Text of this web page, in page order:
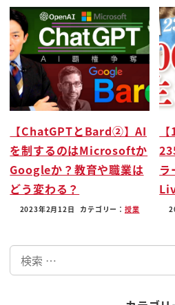
大きすぎるお話じゃないって
ガンが実はなんと以前
ねお話しした気候変動
ねえ環境問題であるとかトレ
ところですね
社会問題に対して声を上げる
もつながってくるんですね
ピン
非常に面白いですはいじゃあ
このベジタリアンとヴィーガ
いところを気になると思うん
常にカンカン構っている
中国が高まってこれから今し
こっちかけお酒にいっていう
いいことなんですけども今し
【ChatGPTとBard②】AI
を制するのはMicrosoftか
Googleか？教育や職業は
どう変わる？
2023年2月12日 カテゴリー： 授業
索